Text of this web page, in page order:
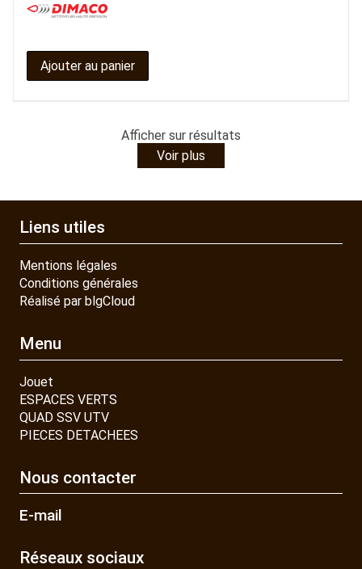
Ajouter au panier
Afficher sur résultats
Voir plus
Liens utiles
Mentions légales
Conditions générales
Réalisé par blgCloud
Menu
Jouet
ESPACES VERTS
QUAD SSV UTV
PIECES DETACHEES
Nous contacter
E-mail
Réseaux sociaux